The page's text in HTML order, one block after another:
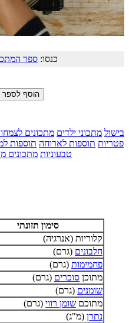
כנסו:ספר
בישול מתכוני ילדים מתכונים
פטריות תוספות לארוחה תוספות
טבעוניות מתכונים
סימון תזונתי
קלוריות (אנרגיה)
חלבונים (גרם)
פחמימות (גרם)
מתוכן סוכרים (גרם)
שומנים (גרם)
מתוכם שומן רווי (גרם)
נתרן (מ"ג)